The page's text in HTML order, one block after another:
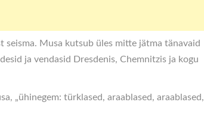
seisma. Musa kutsub üles mitte jätma tänavaid
ja vendasid Dresdenis, Chemnitzis ja kogu
„ühinegem: türklased, araablased, araablased,